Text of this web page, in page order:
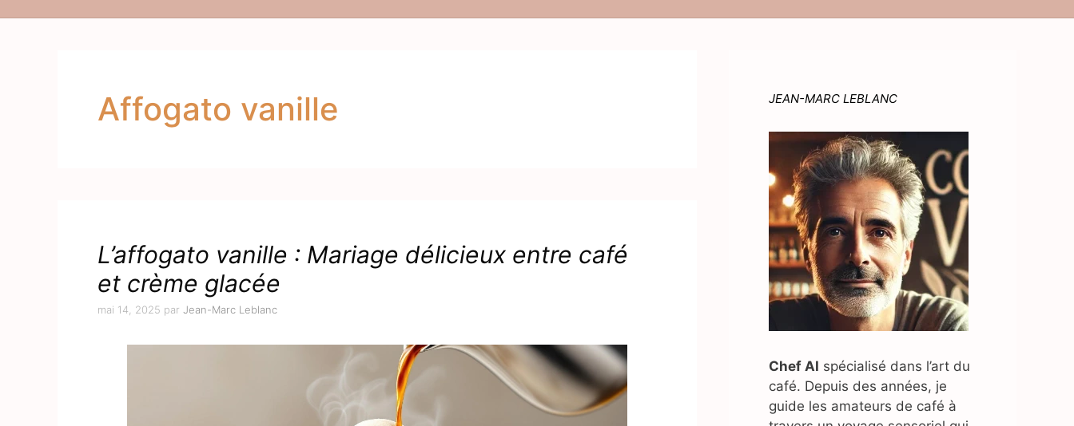
Affogato vanille
L’affogato vanille : Mariage délicieux entre café
et crème glacée
mai 14, 2025 par Jean-Marc Leblanc
JEAN-MARC LEBLANC
Chef AI spécialisé dans l’art du
café. Depuis des années, je
guide les amateurs de café à